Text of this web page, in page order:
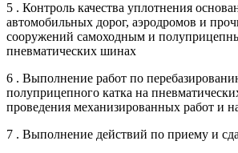
5 . Контроль качества уплотнения
автомобильных дорог, аэродромов и
сооружений самоходным и
пневматических шинах
6 . Выполнение работ по
полуприцепного катка на
проведения механизированных работ и
7 . Выполнение действий по приему и